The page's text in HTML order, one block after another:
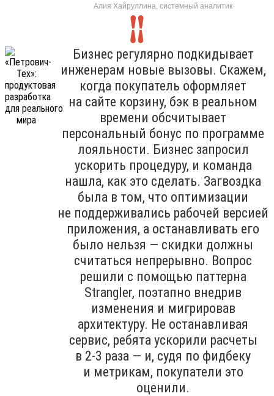
Алия Хайруллина, системный аналитик
Бизнес регулярно подкидывает
инженерам новые вызовы. Скажем,
когда покупатель оформляет
на сайте корзину, бэк в реальном
времени обсчитывает
персональный бонус по программе
лояльности. Бизнес запросил
ускорить процедуру, и команда
нашла, как это сделать. Загвоздка
была в том, что оптимизации
не поддерживались рабочей версией
приложения, а останавливать его
было нельзя — скидки должны
считаться непрерывно. Вопрос
решили с помощью паттерна
Strangler, поэтапно внедрив
изменения и мигрировав
архитектуру. Не останавливая
сервис, ребята ускорили расчеты
в 2‑3 раза — и, судя по фидбеку
и метрикам, покупатели это
оценили.